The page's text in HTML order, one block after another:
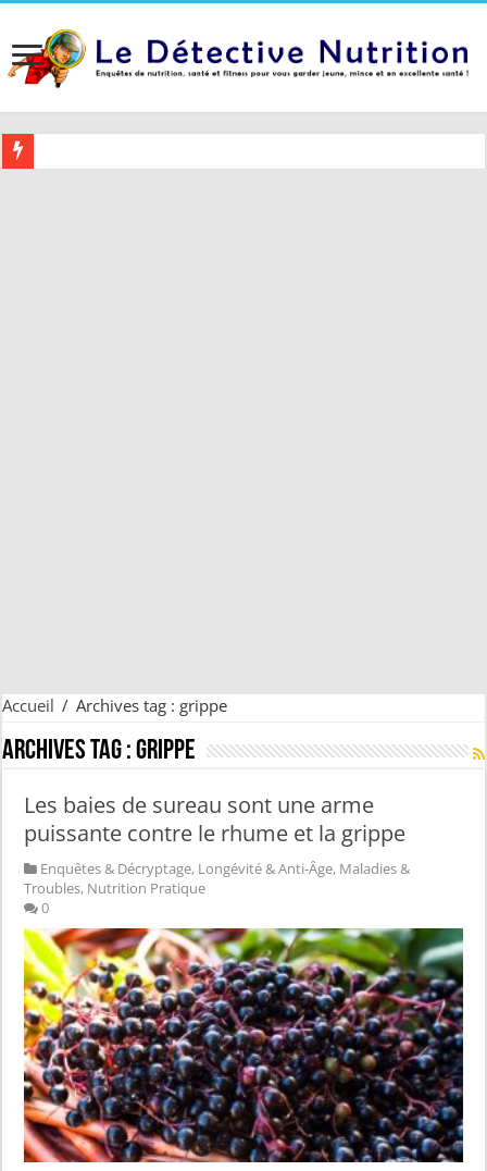
Accueil / Archives tag : grippe
Archives tag :grippe
Les baies de sureau sont une arme
puissante contre le rhume et la grippe
Enquêtes & Décryptage, Longévité & Anti-Âge, Maladies &
Troubles, Nutrition Pratique
0